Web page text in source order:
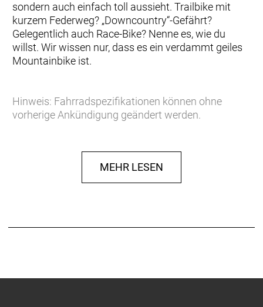
sondern auch einfach toll aussieht. Trailbike mit
kurzem Federweg? „Downcountry“-Gefährt?
Gelegentlich auch Race-Bike? Nenne es, wie du
willst. Wir wissen nur, dass es ein verdammt geiles
Mountainbike ist.
Hinweis: Fahrradspezifikationen können ohne
vorherige Ankündigung geändert werden.
6011 Swingarm, Integrated Suspension Technology,
Flex Pivot, Adjustable head angle, Syncros Cable
Integration System, BB92, UDH Interface,
custom w. travel, geo adj., 3 modes: Lockout-
MEHR LESEN